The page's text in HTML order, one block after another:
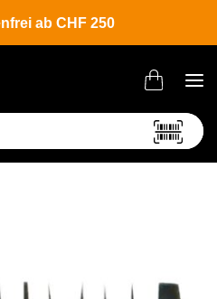
ab CHF 250
Zubehör